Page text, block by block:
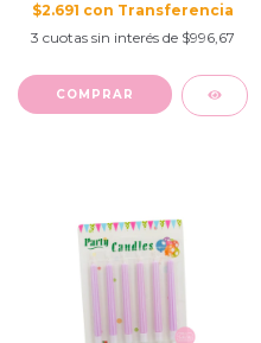
$2.691 con
3 cuotas sin interés de $996,67